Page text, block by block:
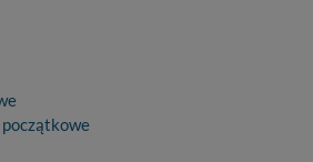
początkowe